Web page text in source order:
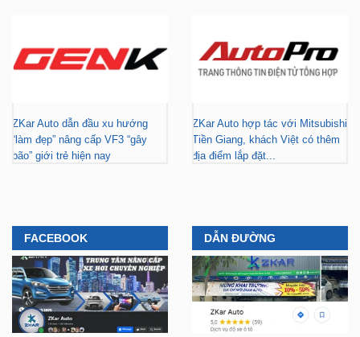
ZKar Auto dẫn đầu xu hướng
“làm đẹp” nâng cấp VF3 “gây
bão” giới trẻ hiện nay
ZKar Auto hợp tác với Mitsubishi
Tiền Giang, khách Việt có thêm
địa điểm lắp đặt...
FACEBOOK DẪN ĐƯỜNG